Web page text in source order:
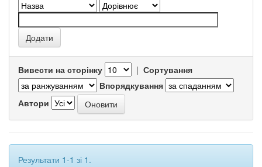
Вивести на сторінку | Сортування
Впорядкування
Автори
Результати 1-1 зі 1.